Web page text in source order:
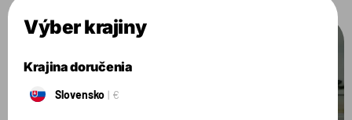
Výber krajiny
Krajina doručenia
Slovensko €